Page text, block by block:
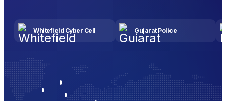
Whitefield Cyber Cell Gujarat Police